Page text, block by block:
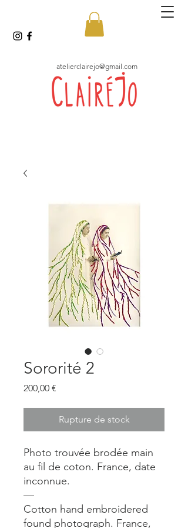
atelierclairejo@gmail.com
Sororité 2
200,00 €
Rupture de stock
Photo trouvée brodée main
au fil de coton. France, date
inconnue.
—
Cotton hand embroidered
found photograph. France,